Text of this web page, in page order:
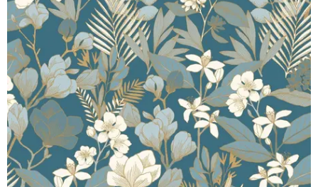
Vzorník francouzských tapet se vzorem kolekce ONLY BLUE